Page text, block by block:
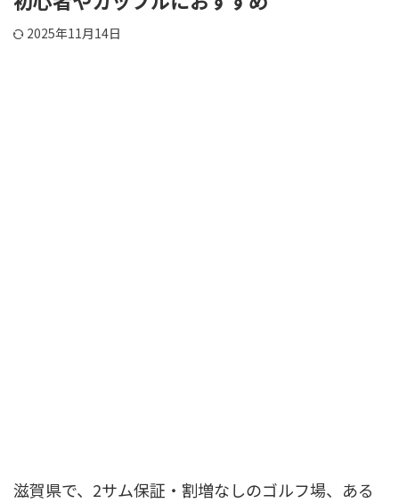
2025年11月14日
滋賀県で、2サム保証・割増なしのゴルフ場、ある